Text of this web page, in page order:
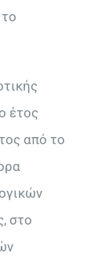
έτος
από το
στο